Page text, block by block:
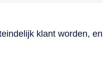
klant worden, en